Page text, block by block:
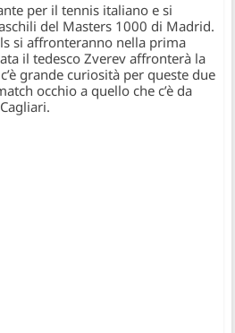
per il tennis italiano e si
del Masters 1000 di Madrid.
si affronteranno nella prima
il tedesco Zverev affronterà la
grande curiosità per queste due
occhio a quello che c’è da